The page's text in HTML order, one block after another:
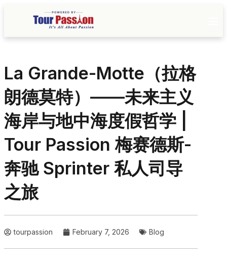
La Grande-Motte（拉格
朗德莫特）——未来主义
海岸与地中海度假哲学 |
Tour Passion 梅赛德斯-
奔驰 Sprinter 私人司导
之旅
tourpassion February 7, 2026 Blog